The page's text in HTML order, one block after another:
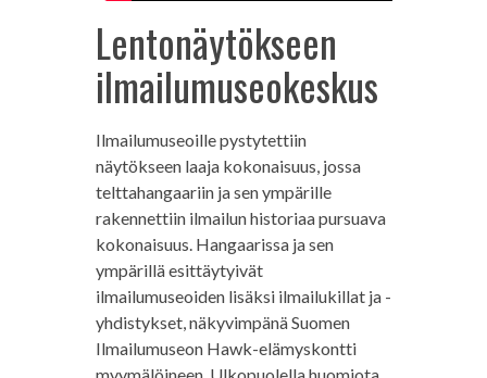
Lentonäytökseen
ilmailumuseokeskus
Ilmailumuseoille pystytettiin
näytökseen laaja kokonaisuus, jossa
telttahangaariin ja sen ympärille
rakennettiin ilmailun historiaa pursuava
kokonaisuus. Hangaarissa ja sen
ympärillä esittäytyivät
ilmailumuseoiden lisäksi ilmailukillat ja -
yhdistykset, näkyvimpänä Suomen
Ilmailumuseon Hawk-elämyskontti